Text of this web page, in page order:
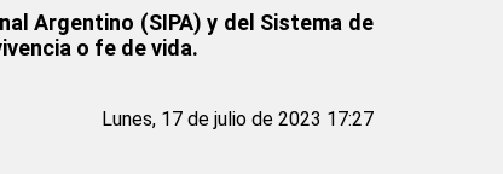
Argentino (SIPA) y del Sistema de
o fe de vida.
Lunes, 17 de julio de 2023 17:27